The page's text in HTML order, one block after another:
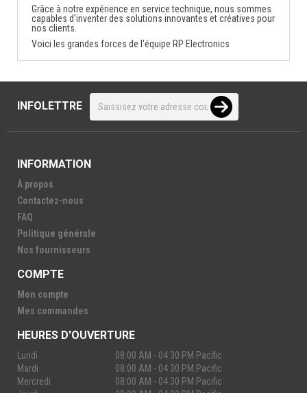
Grâce à notre expérience en service technique, nous sommes
capables d'inventer des solutions innovantes et créatives pour
nos clients.
Voici les grandes forces de l'équipe RP Electronics
INFOLETTRE
INFORMATION
À propos
Contactez-nous
FAQ
Politique générale
Nos fournisseurs
COMPTE
Mon compte
Mes commandes
HEURES D'OUVERTURE
Lundi
08:00 AM - 04:30 PM Pacific
Mardi
08:00 AM - 04:30 PM Pacific
Mercredi
08:00 AM - 04:30 PM Pacific